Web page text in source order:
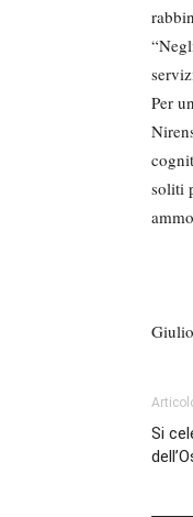
Per
soliti
Si